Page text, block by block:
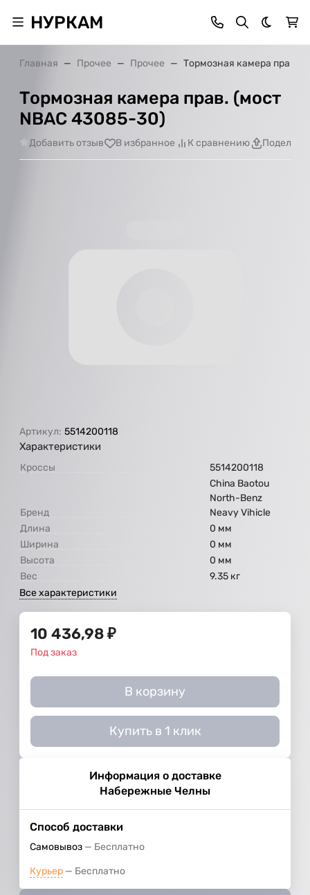
НУРКАМ Темная
Главная Прочее Прочее Тормозная камера прав.
Тормозная камера прав. (мост
NBAC 43085-30)
Добавить отзыв В избранное К сравнению
Артикул: 5514200118
Характеристики
Кроссы 5514200118
Бренд
China Baotou
North-Benz
Neavy Vihicle
Длина
0 мм
Ширина
0 мм
Высота
0 мм
Вес
9.35 кг
Все характеристики
10 436,98 ₽
Под заказ
В корзину
Купить в 1 клик
Информация о доставке
Набережные Челны
Способ доставки
Самовывоз Бесплатно
Курьер Бесплатно